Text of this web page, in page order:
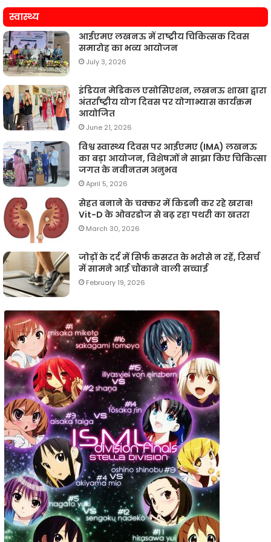
स्वास्थ्य
आईएमए लखनऊ में राष्ट्रीय चिकित्सक दिवस
समारोह का भव्य आयोजन
July 3, 2026
इंडियन मेडिकल एसोसिएशन, लखनऊ शाखा द्वारा
अंतर्राष्ट्रीय योग दिवस पर योगाभ्यास कार्यक्रम
आयोजित
June 21, 2026
विश्व स्वास्थ्य दिवस पर आईएमए (IMA) लखनऊ
का बड़ा आयोजन, विशेषज्ञों ने साझा किए चिकित्सा
जगत के नवीनतम अनुभव
April 5, 2026
सेहत बनाने के चक्कर में किडनी कर रहे खराब!
Vit-D के ओवरडोज से बढ़ रहा पथरी का खतरा
March 30, 2026
जोड़ों के दर्द में सिर्फ कसरत के भरोसे न रहें, रिसर्च
में सामने आई चौंकाने वाली सच्चाई
February 19, 2026